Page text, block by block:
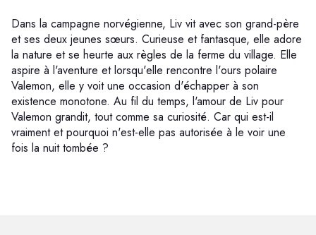
Dans la campagne norvégienne, Liv vit avec son grand-père
et ses deux jeunes sœurs. Curieuse et fantasque, elle adore
la nature et se heurte aux règles de la ferme du village. Elle
aspire à l'aventure et lorsqu'elle rencontre l'ours polaire
Valemon, elle y voit une occasion d'échapper à son
existence monotone. Au fil du temps, l'amour de Liv pour
Valemon grandit, tout comme sa curiosité. Car qui est-il
vraiment et pourquoi n'est-elle pas autorisée à le voir une
fois la nuit tombée ?